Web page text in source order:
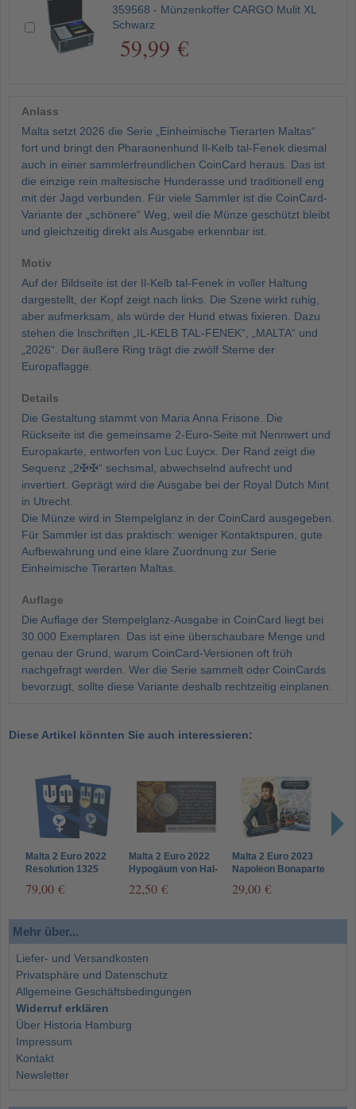
359568 - Münzenkoffer CARGO Mulit XL
Schwarz
59,99 €
Anlass
Malta setzt 2026 die Serie „Einheimische Tierarten Maltas“
fort und bringt den Pharaonenhund Il-Kelb tal-Fenek diesmal
auch in einer sammlerfreundlichen CoinCard heraus. Das ist
die einzige rein maltesische Hunderasse und traditionell eng
mit der Jagd verbunden. Für viele Sammler ist die CoinCard-
Variante der „schönere“ Weg, weil die Münze geschützt bleibt
und gleichzeitig direkt als Ausgabe erkennbar ist.
Motiv
Auf der Bildseite ist der Il-Kelb tal-Fenek in voller Haltung
dargestellt, der Kopf zeigt nach links. Die Szene wirkt ruhig,
aber aufmerksam, als würde der Hund etwas fixieren. Dazu
stehen die Inschriften „IL-KELB TAL-FENEK“, „MALTA“ und
„2026“. Der äußere Ring trägt die zwölf Sterne der
Europaflagge.
Details
Die Gestaltung stammt von Maria Anna Frisone. Die
Rückseite ist die gemeinsame 2-Euro-Seite mit Nennwert und
Europakarte, entworfen von Luc Luycx. Der Rand zeigt die
Sequenz „2✠✠“ sechsmal, abwechselnd aufrecht und
invertiert. Geprägt wird die Ausgabe bei der Royal Dutch Mint
in Utrecht.
Die Münze wird in Stempelglanz in der CoinCard ausgegeben.
Für Sammler ist das praktisch: weniger Kontaktspuren, gute
Aufbewahrung und eine klare Zuordnung zur Serie
Einheimische Tierarten Maltas.
Auflage
Die Auflage der Stempelglanz-Ausgabe in CoinCard liegt bei
30.000 Exemplaren. Das ist eine überschaubare Menge und
genau der Grund, warum CoinCard-Versionen oft früh
nachgefragt werden. Wer die Serie sammelt oder CoinCards
bevorzugt, sollte diese Variante deshalb rechtzeitig einplanen.
Diese Artikel könnten Sie auch interessieren:
Malta 2 Euro 2022
Resolution 1325
Sicherheit“ in
79,00 €
Malta 2 Euro 2022
Hypogäum von Hal-
22,50 €
Malta 2 Euro 2023
Napoleon Bonaparte
Franzosen 1798 in
29,00 €
Mehr über...
Liefer- und Versandkosten
Privatsphäre und Datenschutz
Allgemeine Geschäftsbedingungen
Widerruf erklären
Über Historia Hamburg
Impressum
Kontakt
Newsletter